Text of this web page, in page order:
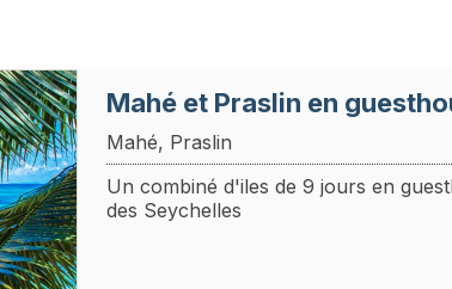
Mahé et Praslin en
Mahé, Praslin
Un combiné d'iles de 9 jours en
des Seychelles